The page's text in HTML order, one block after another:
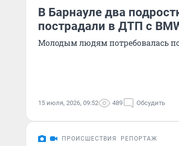
В Барнауле два
пострадали в ДТП с
Молодым людям потребовалась
15 июля, 2026, 09:52 489 Обсудить
ПРОИСШЕСТВИЯ РЕПОРТАЖ